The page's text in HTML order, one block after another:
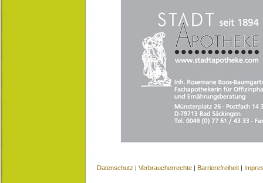
Datenschutz | Verbraucherrechte | Barrierefreiheit |